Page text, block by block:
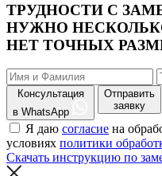
ТРУДНОСТИ С
НУЖНО
НЕТ ТОЧНЫХ
Консультация
в WhatsApp
Отправить
заявку
Я даю согласие на
условиях политики
Скачать инструкцию по